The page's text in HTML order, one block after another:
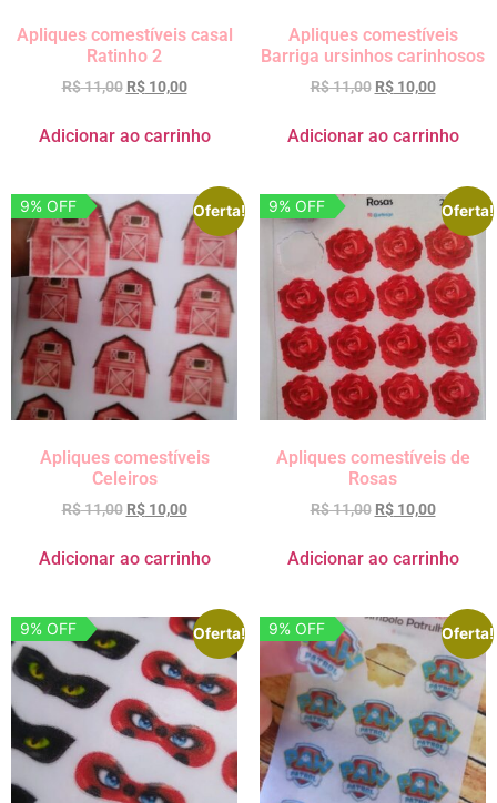
Apliques comestíveis casal
Ratinho 2
R$11,00 R$10,00
Adicionar ao carrinho
Apliques comestíveis
Barriga ursinhos carinhosos
R$11,00 R$10,00
Adicionar ao carrinho
Oferta!
9% OFF
Apliques comestíveis
Celeiros
R$11,00 R$10,00
Adicionar ao carrinho
Oferta!
9% OFF
Apliques comestíveis de
Rosas
R$11,00 R$10,00
Adicionar ao carrinho
Oferta!
9% OFF Oferta!
9% OFF